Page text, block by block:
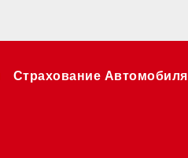
Страхование Автомобиля